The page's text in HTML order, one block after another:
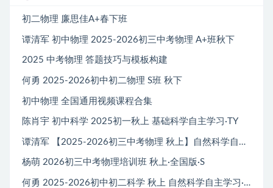
初二物理 廉思佳A+春下班
谭清军 初中物理 2025-2026初三中考物理 A+班秋下
2025 中考物理 答题技巧与模板构建
何勇 2025-2026初中初二物理 S班 秋下
初中物理 全国通用视频课程合集
陈肖宇 初中科学 2025初一秋上 基础科学自主学习·TY
谭清军 【2025-2026初三中考物理 秋上】自然科学自主学习·TY·A+（2期）
杨萌 2026初三中考物理培训班 秋上·全国版·S
何勇 2025-2026初中初二科学 秋上 自然科学自主学习·TY·A+（3期）